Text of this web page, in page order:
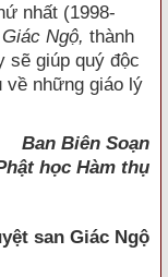
nhất (1998-
Giác Ngộ, thành
sẽ giúp quý độc
về những giáo lý
Ban Biên Soạn
học Hàm thụ
san Giác Ngộ